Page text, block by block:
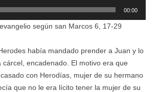
00:00
según san Marcos 6, 17-29
había mandado prender a Juan y lo
cárcel, encadenado. El motivo era que
con Herodías, mujer de su hermano
que no le era lícito tener la mujer de su